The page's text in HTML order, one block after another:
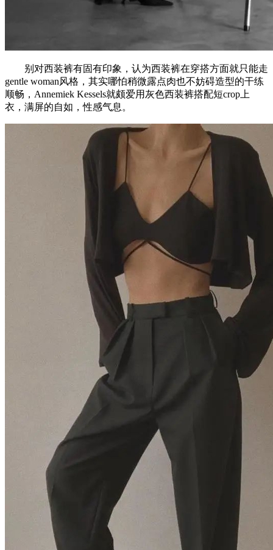
别对西装裤有固有印象，认为西装裤在穿搭方面就只能走
gentle woman风格，其实哪怕稍微露点肉也不妨碍造型的干练
顺畅，Annemiek Kessels就颇爱用灰色西装裤搭配短crop上
衣，满屏的自如，性感气息。